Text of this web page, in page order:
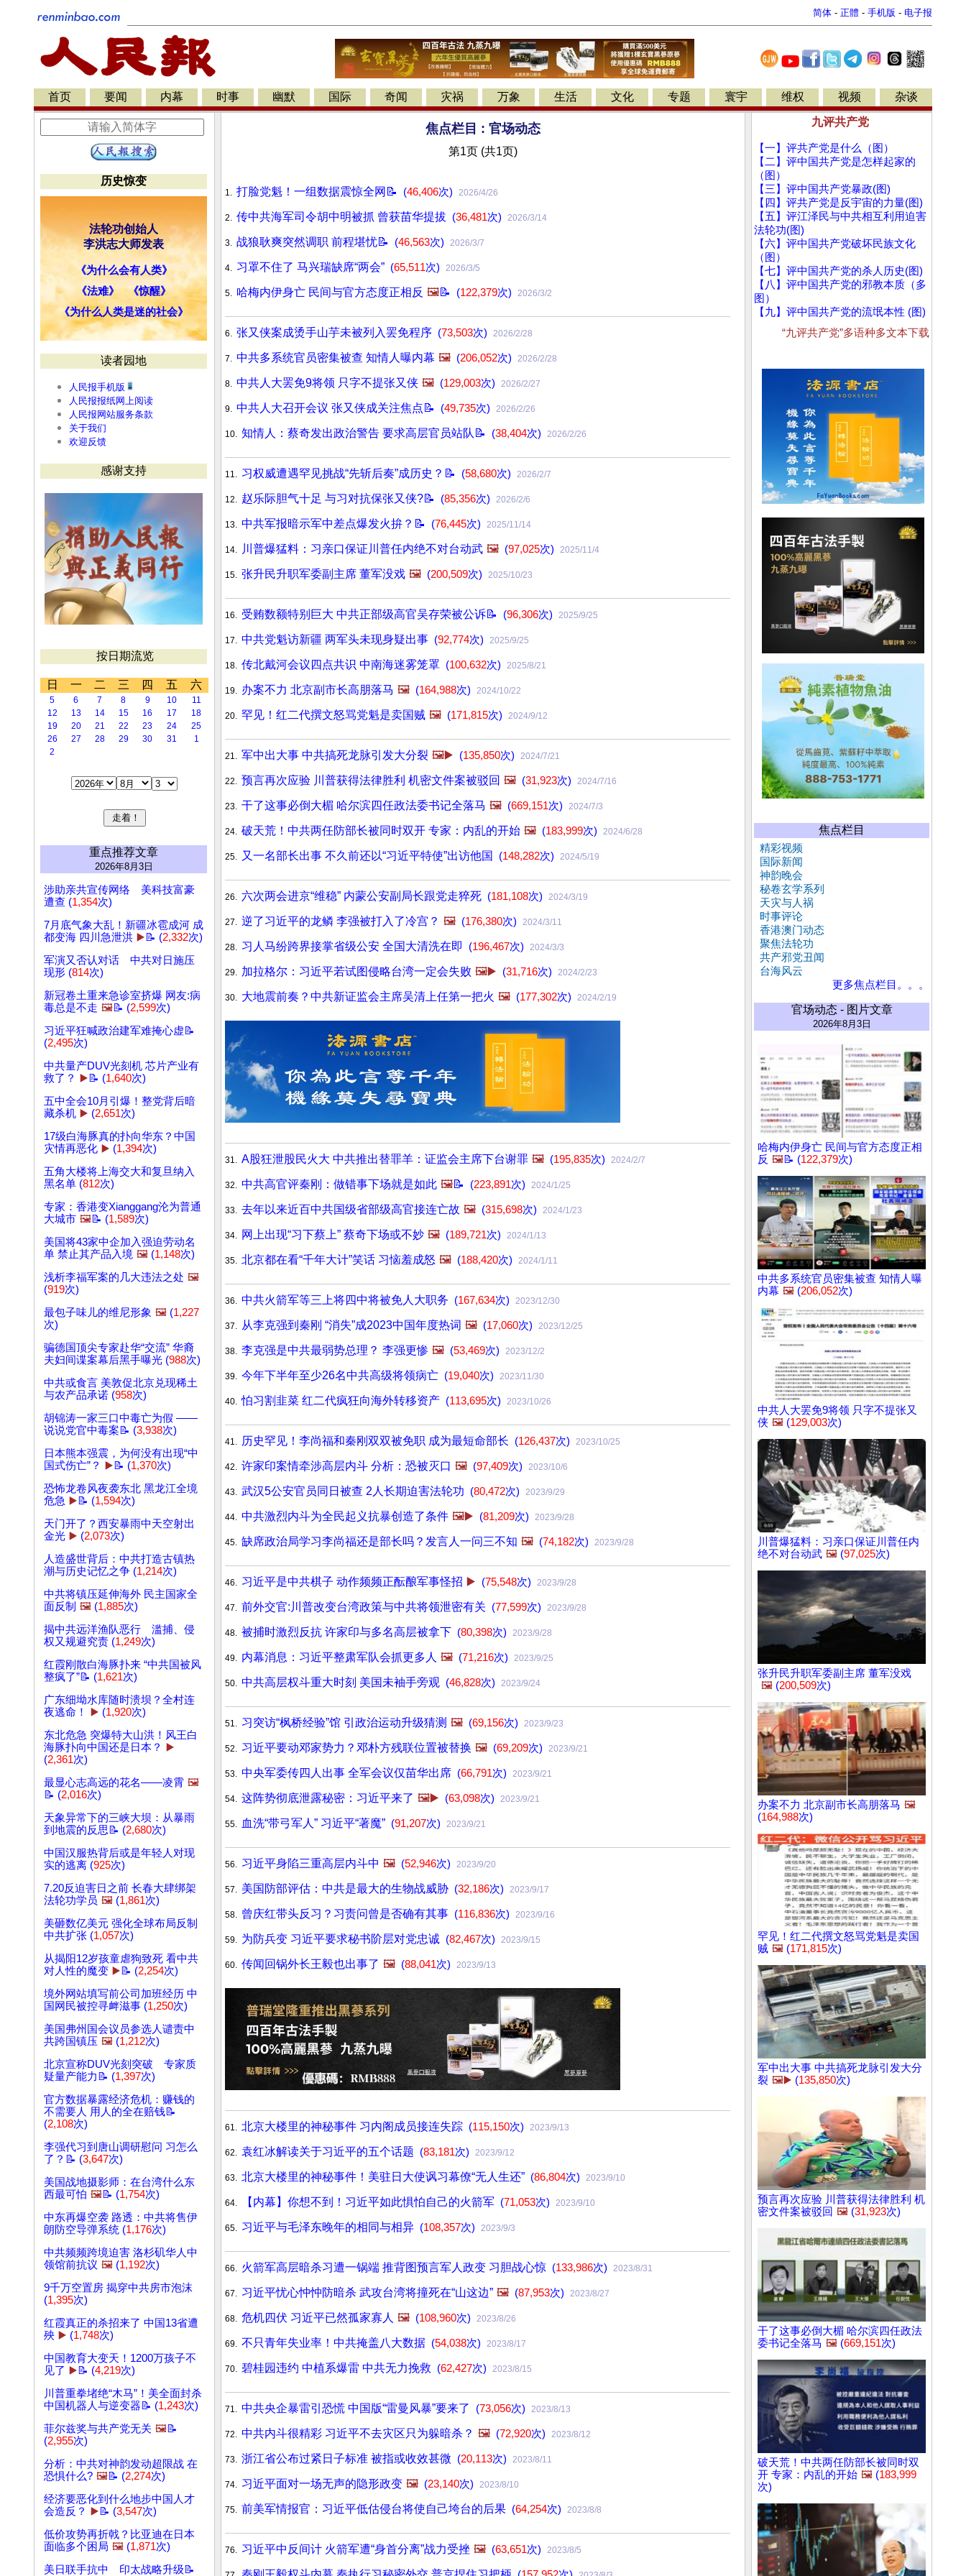
简体 - 正體 - 手机版 - 电子报
首页 要闻 内幕 时事 幽默 国际 奇闻 灾祸 万象 生活 文化 专题 寰宇 维权 视频 杂谈
历史惊变
法轮功创始人
李洪志大师发表
《为什么会有人类》
《法难》
《惊醒》
《为什么人类是迷的社会》
读者园地
人民报手机版
人民报报纸网上阅读
人民报网站服务条款
关于我们
欢迎反馈
感谢支持
按日期流览
日 一 二 三 四 五 六
5 6 7 8 9 10
11
12
13 14 15 16 17
18
19
20 21 22 23 24
25
26
27 28 29 30 31
1
2
重点推荐文章
2026年8月3日
涉助亲共宣传网络 美科技富豪
遭查 (1,354次)
7月底气象大乱！新疆冰雹成河 成
都变海 四川急泄洪 ▶️📝 (2,332次)
军演又否认对话 中共对日施压
现形 (814次)
新冠卷土重来急诊室挤爆 网友:病
毒总是不走 🖼️📝 (2,599次)
习近平狂喊政治建军难掩心虚📝
(2,495次)
中共量产DUV光刻机 芯片产业有
救了？
▶️📝 (1,640次)
五中全会10月引爆！整党背后暗
藏杀机 ▶️ (2,651次)
17级白海豚真的扑向华东？中国
灾情再恶化 ▶️ (1,394次)
五角大楼将上海交大和复旦纳入
黑名单 (812次)
专家：香港变Xianggang沦为普通
大城市 🖼️📝 (1,589次)
美国将43家中企加入强迫劳动名
单 禁止其产品入境 🖼️ (1,148次)
浅析李福军案的几大违法之处 🖼️
(919次)
最包子味儿的维尼形象 🖼️ (1,227
次)
骗德国顶尖专家赴华“交流” 华裔
夫妇间谍案幕后黑手曝光 (988次)
中共或食言 美敦促北京兑现稀土
与农产品承诺 (958次)
胡锦涛一家三口中毒亡为假 ——
说说党官中毒案📝 (3,938次)
日本熊本强震，为何没有出现“中
国式伤亡”？
▶️📝 (1,370次)
恐怖龙卷风夜袭东北 黑龙江全境
危急 ▶️📝 (1,594次)
天门开了？西安暴雨中天空射出
金光 ▶️ (2,073次)
人造盛世背后：中共打造古镇热
潮与历史记忆之争 (1,214次)
中共将镇压延伸海外 民主国家全
面反制 🖼️ (1,885次)
揭中共远洋渔队恶行 滥捕、侵
权又规避究责 (1,249次)
红霞刚散白海豚扑来 “中共国被风
整疯了”📝 (1,621次)
广东细坳水库随时溃坝？全村连
夜逃命！
▶️ (1,920次)
东北危急 突爆特大山洪！风王白
海豚扑向中国还是日本？
▶️
(2,361次)
最显心志高远的花名——凌霄 🖼️
📝 (2,016次)
天象异常下的三峡大坝：从暴雨
到地震的反思📝 (2,680次)
中国汉服热背后或是年轻人对现
实的逃离 (925次)
7.20反迫害日之前 长春大肆绑架
法轮功学员 🖼️ (1,861次)
美砸数亿美元 强化全球布局反制
中共扩张 (1,057次)
从揭阳12岁孩童虐狗致死 看中共
对人性的魔变 ▶️📝 (2,254次)
境外网站填写前公司加班经历 中
国网民被控寻衅滋事 (1,250次)
美国弗州国会议员参选人谴责中
共跨国镇压 🖼️ (1,212次)
北京宣称DUV光刻突破 专家质
疑量产能力📝 (1,397次)
官方数据暴露经济危机：赚钱的
不需要人 用人的全在赔钱📝
(2,108次)
李强代习到唐山调研慰问 习怎么
了？📝 (3,647次)
美国战地摄影师：在台湾什么东
西最可怕 🖼️📝 (1,754次)
中东再爆空袭 路透：中共将售伊
朗防空导弹系统 (1,176次)
中共频频跨境迫害 洛杉矶华人中
领馆前抗议 🖼️ (1,192次)
9千万空置房 揭穿中共房市泡沫
(1,395次)
红霞真正的杀招来了 中国13省遭
殃 ▶️ (1,748次)
中国教育大变天！1200万孩子不
见了 ▶️📝 (4,219次)
川普重拳堵绝“木马”！美全面封杀
中国机器人与逆变器📝 (1,243次)
菲尔兹奖与共产党无关 🖼️📝
(2,955次)
分析：中共对神韵发动超限战 在
恐惧什么? 🖼️📝 (2,274次)
经济要恶化到什么地步中国人才
会造反？
▶️📝 (3,547次)
低价攻势再折戟？比亚迪在日本
面临多个困局 🖼️ (1,871次)
美日联手抗中 印太战略升级📝
焦点栏目 : 官场动态
第1页 (共1页)
1. 打脸党魁！一组数据震惊全网📝 (46,406次) 2026/4/26
2. 传中共海军司令胡中明被抓 曾获苗华提拔 (36,481次) 2026/3/14
3. 战狼耿爽突然调职 前程堪忧📝 (46,563次) 2026/3/7
4. 习罩不住了 马兴瑞缺席“两会” (65,511次) 2026/3/5
5. 哈梅内伊身亡 民间与官方态度正相反 🖼️📝 (122,379次) 2026/3/2
6. 张又侠案成烫手山芋未被列入罢免程序 (73,503次) 2026/2/28
7. 中共多系统官员密集被查 知情人曝内幕 🖼️ (206,052次) 2026/2/28
8. 中共人大罢免9将领 只字不提张又侠 🖼️ (129,003次) 2026/2/27
9. 中共人大召开会议 张又侠成关注焦点📝 (49,735次) 2026/2/26
10. 知情人：蔡奇发出政治警告 要求高层官员站队📝 (38,404次) 2026/2/26
11. 习权威遭遇罕见挑战“先斩后奏”成历史？📝 (58,680次) 2026/2/7
12. 赵乐际胆气十足 与习对抗保张又侠?📝 (85,356次) 2026/2/6
13. 中共军报暗示军中差点爆发火拚？📝 (76,445次) 2025/11/14
14. 川普爆猛料：习亲口保证川普任内绝不对台动武 🖼️ (97,025次) 2025/11/4
15. 张升民升职军委副主席 董军没戏 🖼️ (200,509次) 2025/10/23
16. 受贿数额特别巨大 中共正部级高官吴存荣被公诉📝 (96,306次) 2025/9/25
17. 中共党魁访新疆 两军头未现身疑出事 (92,774次) 2025/9/25
18. 传北戴河会议四点共识 中南海迷雾笼罩 (100,632次) 2025/8/21
19. 办案不力 北京副市长高朋落马 🖼️ (164,988次) 2024/10/22
20. 罕见！红二代撰文怒骂党魁是卖国贼 🖼️ (171,815次) 2024/9/12
21. 军中出大事 中共搞死龙脉引发大分裂 🖼️▶️ (135,850次) 2024/7/21
22. 预言再次应验 川普获得法律胜利 机密文件案被驳回 🖼️ (31,923次) 2024/7/16
23. 干了这事必倒大楣 哈尔滨四任政法委书记全落马 🖼️ (669,151次) 2024/7/3
24. 破天荒！中共两任防部长被同时双开 专家：内乱的开始 🖼️ (183,999次) 2024/6/28
25. 又一名部长出事 不久前还以“习近平特使”出访他国 (148,282次) 2024/5/19
26. 六次两会进京“维稳” 内蒙公安副局长跟党走猝死 (181,108次) 2024/3/19
27. 逆了习近平的龙鳞 李强被打入了冷宫？ 🖼️ (176,380次) 2024/3/11
28. 习人马纷跨界接掌省级公安 全国大清洗在即 (196,467次) 2024/3/3
29. 加拉格尔：习近平若试图侵略台湾一定会失败 🖼️▶️ (31,716次) 2024/2/23
30. 大地震前奏？中共新证监会主席吴清上任第一把火 🖼️ (177,302次) 2024/2/19
31. A股狂泄股民火大 中共推出替罪羊：证监会主席下台谢罪 🖼️ (195,835次) 2024/2/7
32. 中共高官评秦刚：做错事下场就是如此 🖼️📝 (223,891次) 2024/1/25
33. 去年以来近百中共国级省部级高官接连亡故 🖼️ (315,698次) 2024/1/23
34. 网上出现“习下蔡上” 蔡奇下场或不妙 🖼️ (189,721次) 2024/1/13
35. 北京都在看“千年大计”笑话 习恼羞成怒 🖼️ (188,420次) 2024/1/11
36. 中共火箭军等三上将四中将被免人大职务 (167,634次) 2023/12/30
37. 从李克强到秦刚 “消失”成2023中国年度热词 🖼️ (17,060次) 2023/12/25
38. 李克强是中共最弱势总理？ 李强更惨 🖼️ (53,469次) 2023/12/2
39. 今年下半年至少26名中共高级将领病亡 (19,040次) 2023/11/30
40.怕习割韭菜 红二代疯狂向海外转移资产 (113,695次) 2023/10/26
41. 历史罕见！李尚福和秦刚双双被免职 成为最短命部长 (126,437次) 2023/10/25
42. 许家印案情牵涉高层内斗 分析：恐被灭口 🖼️ (97,409次) 2023/10/6
43. 武汉5公安官员同日被查 2人长期迫害法轮功 (80,472次) 2023/9/29
44. 中共激烈内斗为全民起义抗暴创造了条件 🖼️▶️ (81,209次) 2023/9/28
45. 缺席政治局学习李尚福还是部长吗？发言人一问三不知 🖼️ (74,182次) 2023/9/28
46. 习近平是中共棋子 动作频频正酝酿军事怪招 ▶️ (75,548次) 2023/9/28
47. 前外交官:川普改变台湾政策与中共将领泄密有关 (77,599次) 2023/9/28
48. 被捕时激烈反抗 许家印与多名高层被拿下 (80,398次) 2023/9/28
49. 内幕消息：习近平整肃军队会抓更多人 🖼️ (71,216次) 2023/9/25
50. 中共高层权斗重大时刻 美国未袖手旁观 (46,828次) 2023/9/24
51. 习突访“枫桥经验”馆 引政治运动升级猜测 🖼️ (69,156次) 2023/9/23
52. 习近平要动邓家势力？邓朴方残联位置被替换 🖼️ (69,209次) 2023/9/21
53. 中央军委传四人出事 全军会议仅苗华出席 (66,791次) 2023/9/21
54. 这阵势彻底泄露秘密：习近平来了 🖼️▶️ (63,098次) 2023/9/21
55. 血洗“带弓军人” 习近平“著魔” (91,207次) 2023/9/21
56. 习近平身陷三重高层内斗中 🖼️ (52,946次) 2023/9/20
57. 美国防部评估：中共是最大的生物战威胁 (32,186次) 2023/9/17
58. 曾庆红带头反习？习责问曾是否确有其事 (116,836次) 2023/9/16
59. 为防兵变 习近平要求秘书阶层对党忠诚 (82,467次) 2023/9/15
60. 传闻回锅外长王毅也出事了 🖼️ (88,041次) 2023/9/13
61. 北京大楼里的神秘事件 习内阁成员接连失踪 (115,150次) 2023/9/13
62. 袁红冰解读关于习近平的五个话题 (83,181次) 2023/9/12
63. 北京大楼里的神秘事件！美驻日大使讽习幕僚“无人生还” (86,804次) 2023/9/10
64. 【内幕】你想不到！习近平如此惧怕自己的火箭军 (71,053次) 2023/9/10
65. 习近平与毛泽东晚年的相同与相异 (108,357次) 2023/9/3
66. 火箭军高层暗杀习遭一锅端 推背图预言军人政变 习胆战心惊 (133,986次) 2023/8/31
67. 习近平忧心忡忡防暗杀 武攻台湾将撞死在“山这边” 🖼️ (87,953次) 2023/8/27
68. 危机四伏 习近平已然孤家寡人 🖼️ (108,960次) 2023/8/26
69. 不只青年失业率！中共掩盖八大数据 (54,038次) 2023/8/17
70. 碧桂园违约 中植系爆雷 中共无力挽救 (62,427次) 2023/8/15
71. 中共央企暴雷引恐慌 中国版“雷曼风暴”要来了 (73,056次) 2023/8/13
72. 中共内斗很精彩 习近平不去灾区只为躲暗杀？ 🖼️ (72,920次) 2023/8/12
73. 浙江省公布过紧日子标准 被指或收效甚微 (20,113次) 2023/8/11
74. 习近平面对一场无声的隐形政变 🖼️ (23,140次) 2023/8/10
75. 前美军情报官：习近平低估侵台将使自己垮台的后果 (64,254次) 2023/8/8
76. 习近平中反间计 火箭军遭“身首分离”战力受挫 🖼️ (63,651次) 2023/8/5
九评共产党
【一】评共产党是什么（图）
【二】评中国共产党是怎样起家的
（图）
【三】评中国共产党暴政(图)
【四】评共产党是反宇宙的力量(图)
【五】评江泽民与中共相互利用迫害
法轮功(图)
【六】评中国共产党破坏民族文化
（图）
【七】评中国共产党的杀人历史(图)
【八】评中国共产党的邪教本质（多
图）
【九】评中国共产党的流氓本性 (图)
“九评共产党”多语种多文本下载
焦点栏目
精彩视频
国际新闻
神韵晚会
秘卷玄学系列
天灾与人祸
时事评论
香港澳门动态
聚焦法轮功
共产邪党丑闻
台海风云
更多焦点栏目。。。
官场动态 - 图片文章
2026年8月3日
哈梅内伊身亡 民间与官方态度正相
反 🖼️📝 (122,379次)
中共多系统官员密集被查 知情人曝
内幕 🖼️ (206,052次)
中共人大罢免9将领 只字不提张又
侠 🖼️ (129,003次)
川普爆猛料：习亲口保证川普任内
绝不对台动武 🖼️ (97,025次)
张升民升职军委副主席 董军没戏
🖼️ (200,509次)
办案不力 北京副市长高朋落马 🖼️
(164,988次)
罕见！红二代撰文怒骂党魁是卖国
贼 🖼️ (171,815次)
军中出大事 中共搞死龙脉引发大分
裂 🖼️▶️ (135,850次)
预言再次应验 川普获得法律胜利 机
密文件案被驳回 🖼️ (31,923次)
干了这事必倒大楣 哈尔滨四任政法
委书记全落马 🖼️ (669,151次)
破天荒！中共两任防部长被同时双
开 专家：内乱的开始 🖼️ (183,999
次)